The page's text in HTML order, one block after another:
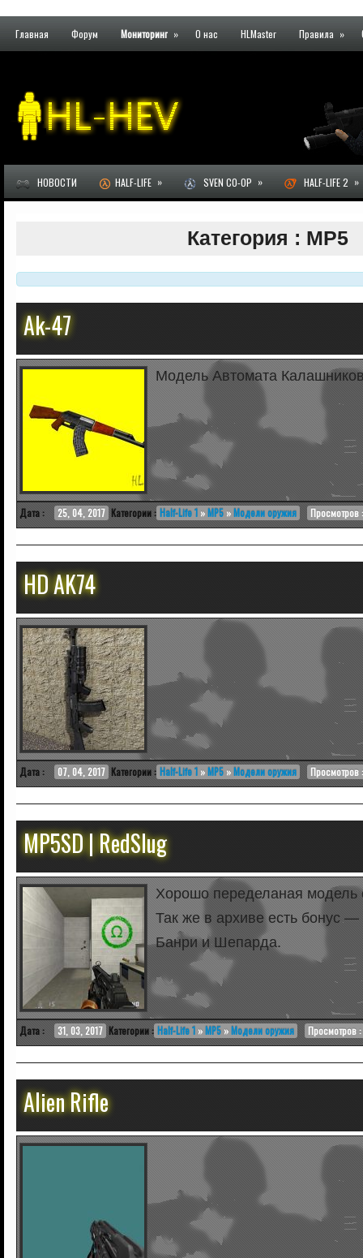
Главная Форум Мониторинг » О нас HLMaster Правила »
НОВОСТИ HALF-LIFE » SVEN CO-OP » HALF-LIFE 2 »
Категория : MP5
Ak-47
Модель Автомата
Дата : 25, 04, 2017 Категории : Half-Life 1 »MP5 »Модели оружия Просмотров
HD AK74
Дата : 07, 04, 2017 Категории : Half-Life 1 »MP5 »Модели оружия Просмотров
MP5SD | RedSlug
Хорошо переделаная модель
Так же в архиве есть бонус
Банри и Шепарда.
Дата : 31, 03, 2017 Категории : Half-Life 1 »MP5 »Модели оружия Просмотров
Alien Rifle